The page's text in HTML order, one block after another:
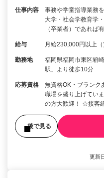
仕事内容
事務や学童指導業務
大学・社会学教育学
（卒業者）であれば
給与 月給230,000円以上
勤務地
福岡県福岡市東区箱
駅」より徒歩10分
応募資格
無資格OK・ブラン
職場を盛り上げてい
の方大歓迎！ ☆接客
後で見る
更新